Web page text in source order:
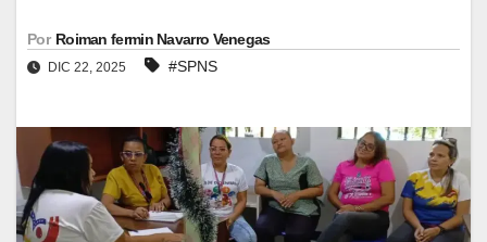
Por Roiman fermin Navarro Venegas
DIC 22, 2025 #SPNS